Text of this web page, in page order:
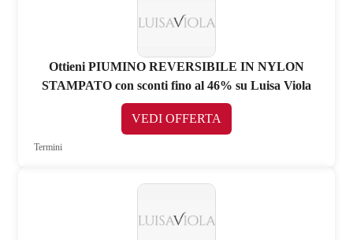
Ottieni PIUMINO REVERSIBILE IN NYLON
STAMPATO con sconti fino al 46% su Luisa Viola
VEDI OFFERTA
Termini